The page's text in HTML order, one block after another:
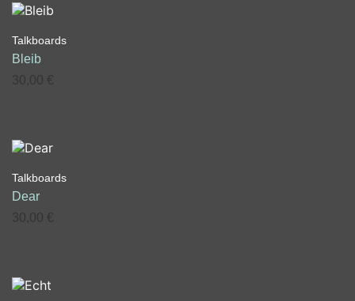
Talkboards
Bleib
30,00
€
Talkboards
Dear
30,00
€